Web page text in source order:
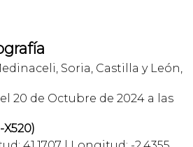
Soria, Castilla y León,
20 de Octubre de 2024 a las
X520)